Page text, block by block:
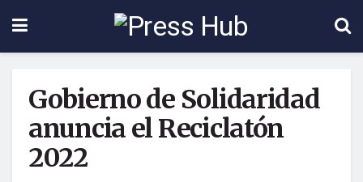
Gobierno de Solidaridad
anuncia el Reciclatón
2022